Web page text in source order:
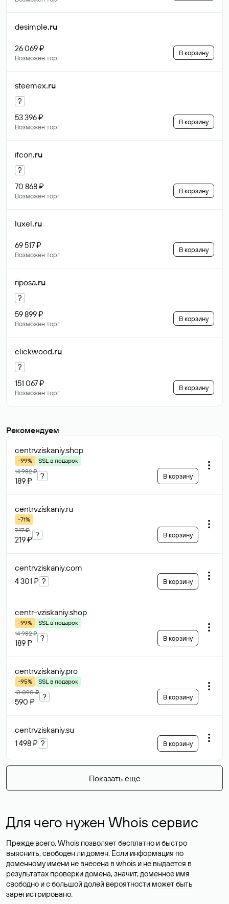
desimple.ru
26 069 ₽
Возможен торг
В корзину
steemex.ru
?
53 396 ₽
Возможен торг
В корзину
ifcon.ru
?
70 868 ₽
Возможен торг
В корзину
luxel.ru
69 517 ₽
Возможен торг
В корзину
riposa.ru
?
59 899 ₽
Возможен торг
В корзину
clickwood.ru
?
151 067 ₽
Возможен торг
В корзину
Рекомендуем
centrvziskaniy.shop
-99%
SSL в подарок
14 982 ₽
189 ₽
? В корзину
centrvziskaniy.ru
-71%
747 ₽
219 ₽
? В корзину
centrvziskaniy.com
4 301 ₽ ? В корзину
centr-vziskaniy.shop
-99%
SSL в подарок
14 982 ₽
189 ₽
? В корзину
centrvziskaniy.pro
-95%
SSL в подарок
13 090 ₽
590 ₽
? В корзину
centrvziskaniy.su
1 498 ₽ ? В корзину
Показать еще
Для чего нужен Whois сервис
Прежде всего, Whois позволяет бесплатно и быстро
выяснить, свободен ли домен. Если информация по
доменному имени не внесена в whois и не выдается в
результатах проверки домена, значит, доменное имя
свободно и с большой долей вероятности может быть
зарегистрировано.